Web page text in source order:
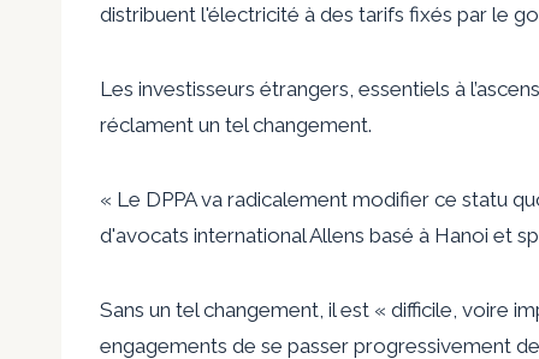
distribuent l'électricité à des tarifs fixés par le
Les investisseurs étrangers, essentiels à
réclament un tel changement.
« Le DPPA va radicalement modifier ce statu
d'avocats international Allens basé à Hanoi et
Sans un tel changement, il est « difficile, voire
engagements de se passer progressivement